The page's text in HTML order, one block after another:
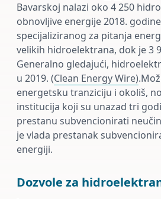
Bavarskoj nalazi oko 4 250
obnovljive energije 2018.
specijaliziranog za pitanja
velikih hidroelektrana, dok je 3
Generalno gledajući,
u 2019. (Clean Energy Wire)
energetsku tranziciju i okoliš,
institucija koji su unazad tri
prestanu subvencionirati
je vlada prestanak
energiji.
Dozvole za